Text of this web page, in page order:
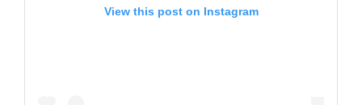
View this post on Instagram